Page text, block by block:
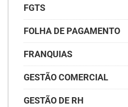
FGTS
FOLHA DE PAGAMENTO
FRANQUIAS
GESTÃO COMERCIAL
GESTÃO DE RH